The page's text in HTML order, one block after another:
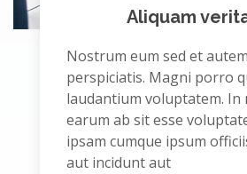
Aliquam
Nostrum eum sed et
perspiciatis. Magni porro
laudantium voluptatem. In
earum ab sit esse
ipsam cumque ipsum
aut incidunt aut